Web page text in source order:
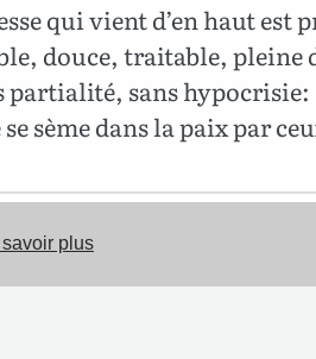
savoir plus
qui vient d’en haut est
douce, traitable, pleine
partialité, sans hypocrisie:
sème dans la paix par
Bible est dans le domaine public.